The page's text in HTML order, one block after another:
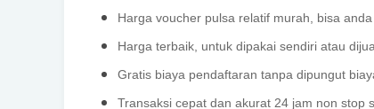
Harga voucher pulsa relatif murah, bisa
Harga terbaik, untuk dipakai sendiri atau
Gratis biaya pendaftaran tanpa dipungut
Transaksi cepat dan akurat 24 jam non stop